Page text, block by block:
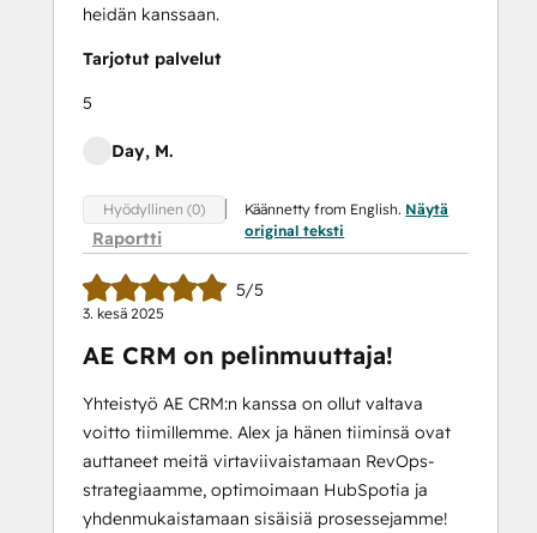
heidän kanssaan.
Tarjotut palvelut
5
Day, M.
Hyödyllinen (0)
Raportti
Käännetty from English. Näytä
original teksti
5/5
3. kesä 2025
AE CRM on pelinmuuttaja!
Yhteistyö AE CRM:n kanssa on ollut valtava
voitto tiimillemme. Alex ja hänen tiiminsä ovat
auttaneet meitä virtaviivaistamaan RevOps-
strategiaamme, optimoimaan HubSpotia ja
yhdenmukaistamaan sisäisiä prosessejamme!